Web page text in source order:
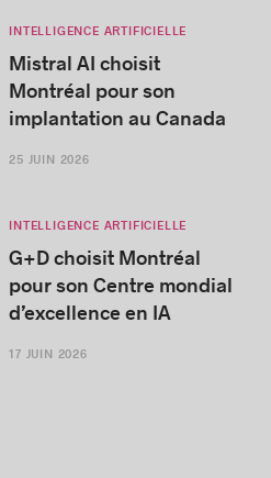
INTELLIGENCE ARTIFICIELLE
Mistral AI choisit
Montréal pour son
implantation au Canada
25 JUIN 2026
INTELLIGENCE ARTIFICIELLE
G+D choisit Montréal
pour son Centre mondial
d’excellence en IA
17 JUIN 2026